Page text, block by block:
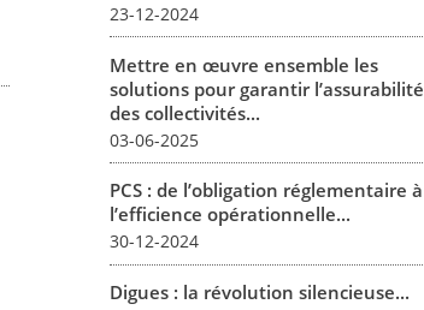
23-12-2024
Mettre en œuvre ensemble les
solutions pour garantir l’assurabilité
des collectivités...
03-06-2025
PCS : de l’obligation réglementaire à
l’efficience opérationnelle...
30-12-2024
Digues : la révolution silencieuse...